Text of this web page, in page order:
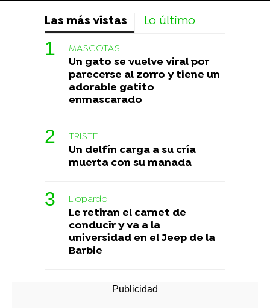
Las más vistas Lo último
MASCOTAS
Un gato se vuelve viral por
parecerse al zorro y tiene un
adorable gatito
enmascarado
TRISTE
Un delfín carga a su cría
muerta con su manada
Liopardo
Le retiran el carnet de
conducir y va a la
universidad en el Jeep de la
Barbie